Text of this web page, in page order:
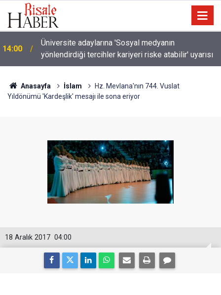
14:00
Üniversite adaylarına 'Sosyal medyanın
yönlendirdiği tercihler kariyeri riske atabilir' uyarısı
Anasayfa İslam
Hz. Mevlana'nın 744. Vuslat
Yıldönümü 'Kardeşlik' mesajı ile sona eriyor
04:00
18 Aralık 2017